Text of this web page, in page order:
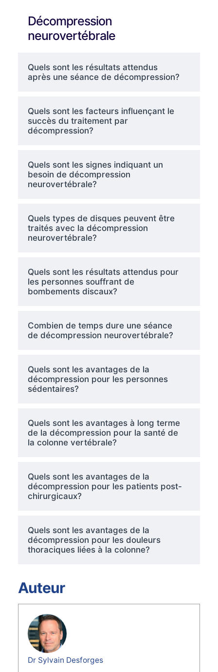
Décompression
neurovertébrale
Quels sont les résultats attendus
après une séance de décompression?
Quels sont les facteurs influençant le
succès du traitement par
décompression?
Quels sont les signes indiquant un
besoin de décompression
neurovertébrale?
Quels types de disques peuvent être
traités avec la décompression
neurovertébrale?
Quels sont les résultats attendus pour
les personnes souffrant de
bombements discaux?
Combien de temps dure une séance
de décompression neurovertébrale?
Quels sont les avantages de la
décompression pour les personnes
sédentaires?
Quels sont les avantages à long terme
de la décompression pour la santé de
la colonne vertébrale?
Quels sont les avantages de la
décompression pour les patients post-
chirurgicaux?
Quels sont les avantages de la
décompression pour les douleurs
thoraciques liées à la colonne?
Auteur
Dr Sylvain Desforges